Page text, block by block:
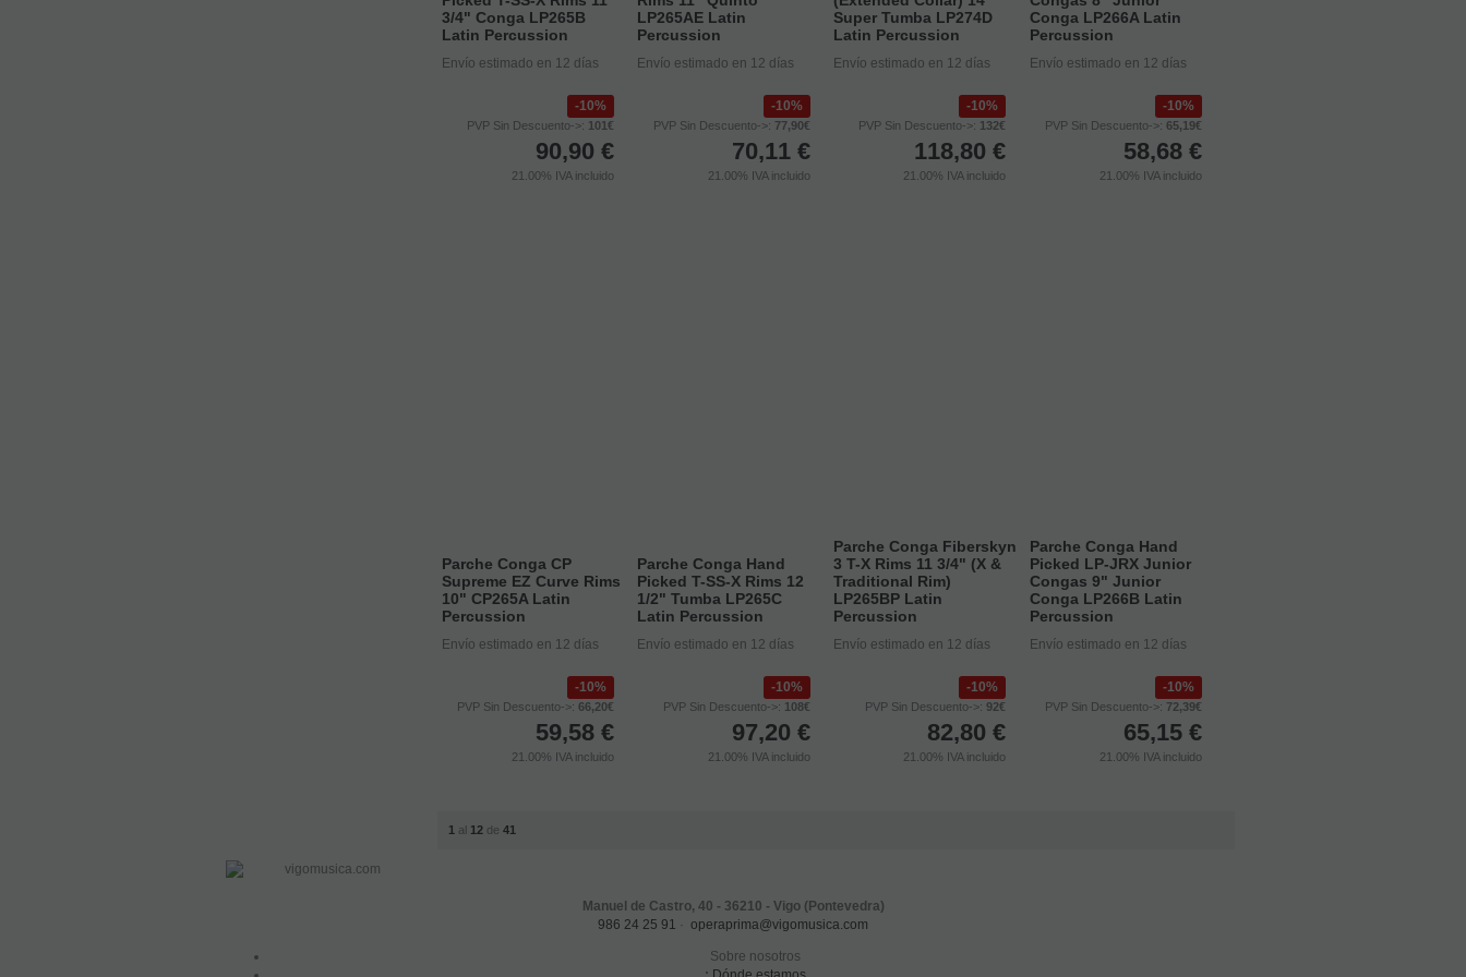
3/4" Conga LP265B
Latin Percussion
Envío estimado en 12 días
10%
PVP Sin Descuento->: 101€
90,90 €
21.00% IVA incluido
LP265AE Latin
Percussion
Envío estimado en 12 días
10%
PVP Sin Descuento->: 77,90€
70,11 €
21.00% IVA incluido
Super Tumba LP274D
Latin Percussion
Envío estimado en 12 días
10%
PVP Sin Descuento->: 132€
118,80 €
21.00% IVA incluido
Conga LP266A Latin
Percussion
Envío estimado en 12 días
10%
PVP Sin Descuento->: 65,19€
58,68 €
21.00% IVA incluido
Parche Conga CP
Supreme EZ Curve Rims
10" CP265A Latin
Percussion
Envío estimado en 12 días
10%
PVP Sin Descuento->: 66,20€
59,58 €
21.00% IVA incluido
Parche Conga Hand
Picked T-SS-X Rims 12
1/2" Tumba LP265C
Latin Percussion
Envío estimado en 12 días
10%
PVP Sin Descuento->: 108€
97,20 €
21.00% IVA incluido
Parche Conga Fiberskyn
3 T-X Rims 11 3/4" (X &
Traditional Rim)
LP265BP Latin
Percussion
Envío estimado en 12 días
10%
PVP Sin Descuento->: 92€
82,80 €
21.00% IVA incluido
Parche Conga Hand
Picked LP-JRX Junior
Congas 9" Junior
Conga LP266B Latin
Percussion
Envío estimado en 12 días
10%
PVP Sin Descuento->: 72,39€
65,15 €
21.00% IVA incluido
1 al 12 de 41
Manuel de Castro, 40 - 36210 - Vigo (Pontevedra)
986 24 25 91
operaprima@vigomusica.com
Sobre nosotros